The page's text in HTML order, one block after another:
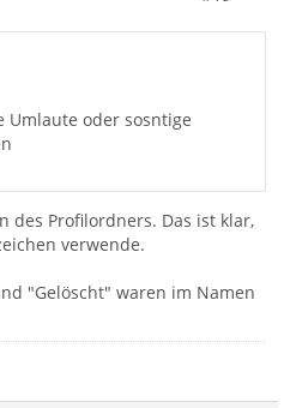
Umlaute oder sosntige
des Profilordners. Das ist klar,
verwende.
"Gelöscht" waren im Namen